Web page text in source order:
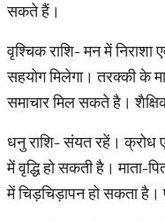
सकते हैं।
वृश्चिक राशि- मन में
सहयोग मिलेगा। तरक्की के
समाचार मिल सकते है।
धनु राशि- संयत रहें।
में वृद्धि हो सकती है। माता-
में चिड़चिड़ापन हो सकता है।